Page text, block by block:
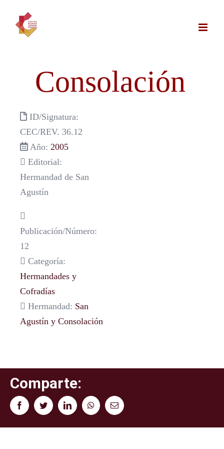
contenido
Consolación
ID/Signatura:
CEC/REV. 36.12
Año: 2005
Editorial:
Hermandad de San
Agustín
Publicación/Número:
12
Categoría:
Hermandades y
Cofradías
Hermandad: San
Agustín y Consolación
Comparte:
FacebookTwitterLinkedInWhatsAppCorreo
electrónico